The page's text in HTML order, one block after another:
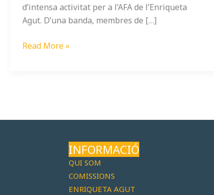
d’intensa activitat per a l’AFA de l’Enriqueta
Agut. D’una banda, membres de […]
Read More »
INFORMACIÓ
QUI SOM
COMISSIONS
ENRIQUETA AGUT